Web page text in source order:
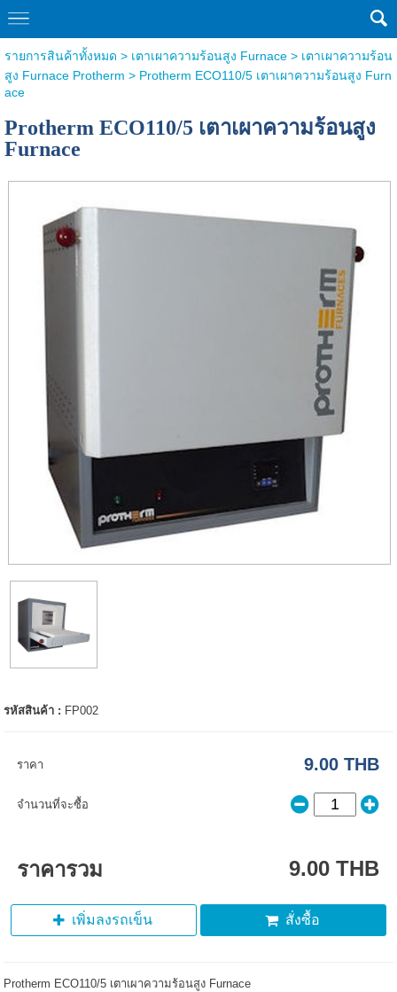
รายการสินค้าทั้งหมด > เตาเผาความร้อนสูง Furnace > เตาเผาความร้อน
สูง Furnace Protherm > Protherm ECO110/5 เตาเผาความร้อนสูง Furn
ace
Protherm ECO110/5 เตาเผาความร้อนสูง
Furnace
รหัสสินค้า : FP002
ราคา 9.00 THB
จำนวนที่จะซื้อ
ราคารวม 9.00 THB
เพิ่มลงรถเข็น สั่งซื้อ
Protherm ECO110/5 เตาเผาความร้อนสูง Furnace